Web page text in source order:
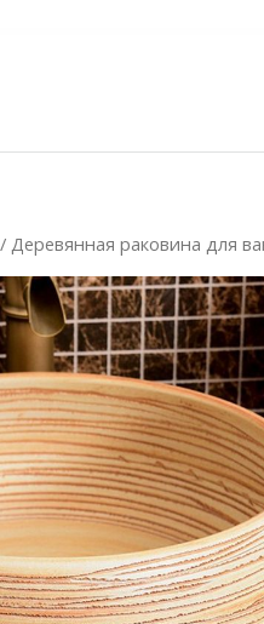
/ Деревянная раковина для